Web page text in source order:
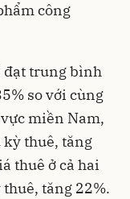
công
đạt trung bình
so với cùng
miền Nam,
kỳ thuê, tăng
thuê ở cả hai
tăng 22%.